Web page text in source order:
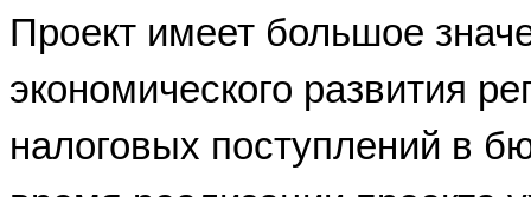
Проект имеет большое
экономического развития
налоговых поступлений в